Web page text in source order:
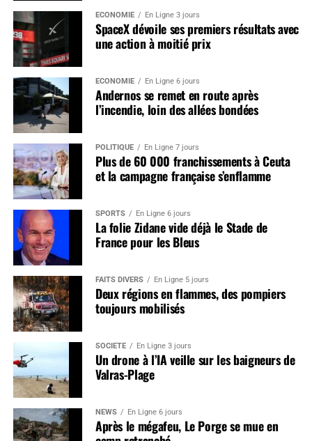
ÉCONOMIE En Ligne 3 jours
SpaceX dévoile ses premiers résultats avec
une action à moitié prix
ÉCONOMIE En Ligne 6 jours
Andernos se remet en route après
l’incendie, loin des allées bondées
POLITIQUE En Ligne 7 jours
Plus de 60 000 franchissements à Ceuta
et la campagne française s’enflamme
SPORTS En Ligne 6 jours
La folie Zidane vide déjà le Stade de
France pour les Bleus
FAITS DIVERS En Ligne 5 jours
Deux régions en flammes, des pompiers
toujours mobilisés
SOCIÉTÉ En Ligne 3 jours
Un drone à l’IA veille sur les baigneurs de
Valras-Plage
NEWS En Ligne 6 jours
Après le mégafeu, Le Porge se mue en